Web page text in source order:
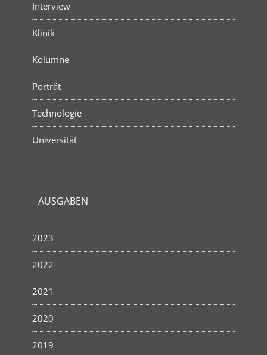
Interview
Klinik
Kolumne
Porträt
Technologie
Universität
AUSGABEN
2023
2022
2021
2020
2019